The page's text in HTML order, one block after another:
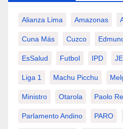
Alianza Lima Amazonas
Cuna Más Cuzco
EsSalud Futbol IPD
Liga 1 Machu Picchu
Ministro Otarola Paolo
Parlamento Andino PARO